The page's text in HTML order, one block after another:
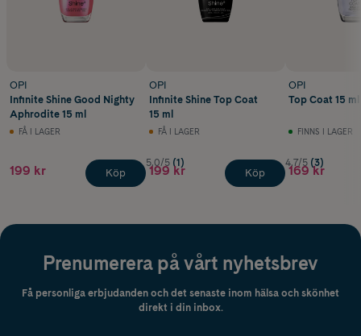
OPI
Infinite Shine Good Nighty
Aphrodite 15 ml
FÅ I LAGER
199 kr Köp
OPI
Infinite Shine Top Coat
15 ml
FÅ I LAGER
5.0/5 (1)
199 kr Köp
OPI
Top Coat 15 ml
FINNS I LAGER
4.7/5 (3)
169 kr
Prenumerera på vårt nyhetsbrev
Få personliga erbjudanden och det senaste inom hälsa och skönhet
direkt i din inbox.